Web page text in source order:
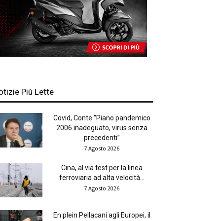
Più Lette
Covid, Conte “Piano pandemico
2006 inadeguato, virus senza
precedenti”
7 Agosto 2026
Cina, al via test per la linea
ferroviaria ad alta velocità...
7 Agosto 2026
En plein Pellacani agli Europei, il